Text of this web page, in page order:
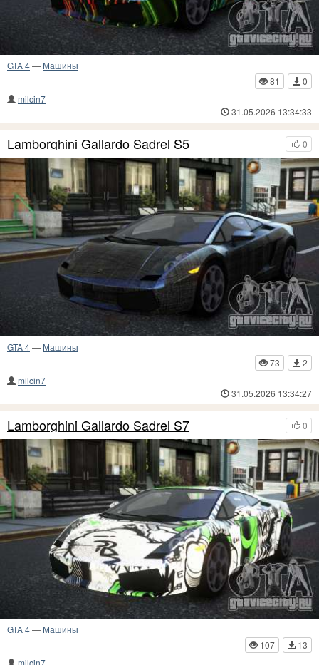
GTA 4— Машины
81
0
milcin7
31.05.2026 13:34:33
0
Lamborghini Gallardo Sadrel S5
GTA 4— Машины
73
2
milcin7
31.05.2026 13:34:27
0
Lamborghini Gallardo Sadrel S7
GTA 4— Машины
107
13
milcin7